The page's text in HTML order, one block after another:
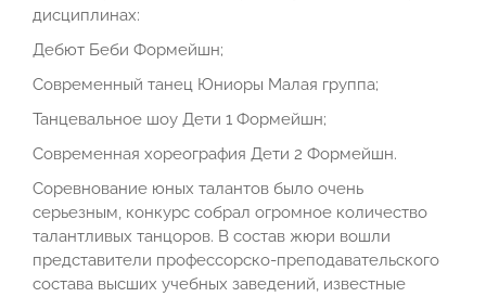
дисциплинах:
Дебют Беби Формейшн;
Современный танец Юниоры Малая группа;
Танцевальное шоу Дети 1 Формейшн;
Современная хореография Дети 2 Формейшн.
Соревнование юных талантов было очень
серьезным, конкурс собрал огромное количество
талантливых танцоров. В состав жюри вошли
представители профессорско-преподавательского
состава высших учебных заведений, известные